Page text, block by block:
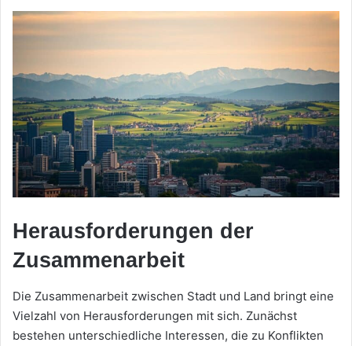
Herausforderungen der
Zusammenarbeit
Die Zusammenarbeit zwischen Stadt und Land bringt eine
Vielzahl von Herausforderungen mit sich. Zunächst
bestehen unterschiedliche Interessen, die zu Konflikten